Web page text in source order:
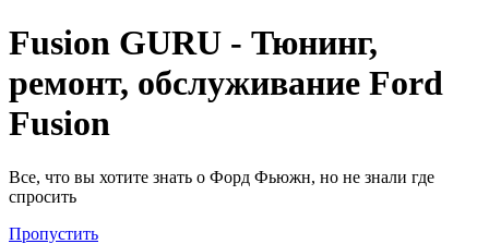
Fusion GURU - Тюнинг,
ремонт, обслуживание Ford
Fusion
Все, что вы хотите знать о Форд Фьюжн, но не знали где
спросить
Пропустить